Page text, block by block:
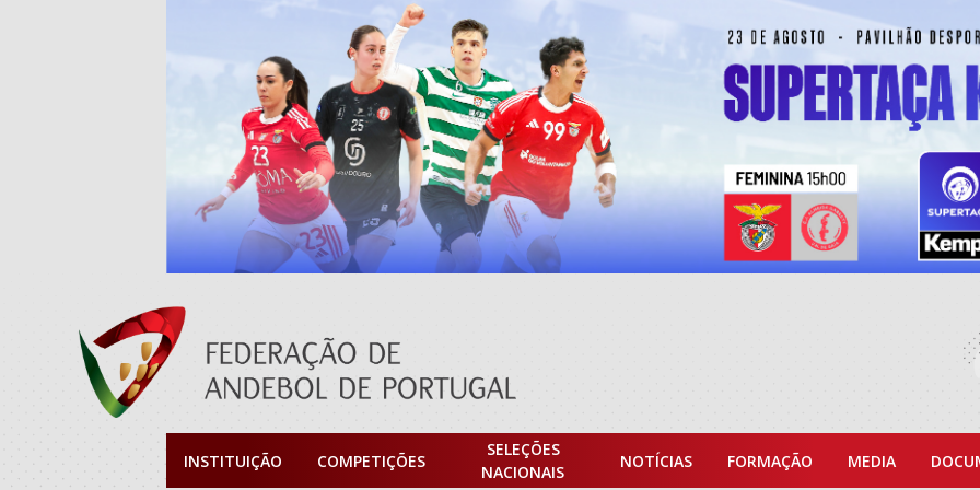
INSTITUIÇÃO COMPETIÇÕES
SELEÇÕES
NACIONAIS
NOTÍCIAS FORMAÇÃO MEDIA